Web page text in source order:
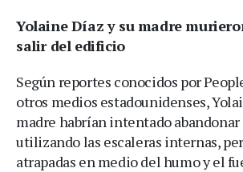
Yolaine Díaz y su madre
salir del edificio
Según reportes conocidos por
otros medios estadounidenses,
madre habrían intentado
utilizando las escaleras internas,
atrapadas en medio del humo y el